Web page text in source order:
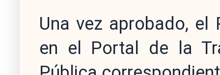
Una vez aprobado, el
en el Portal de la